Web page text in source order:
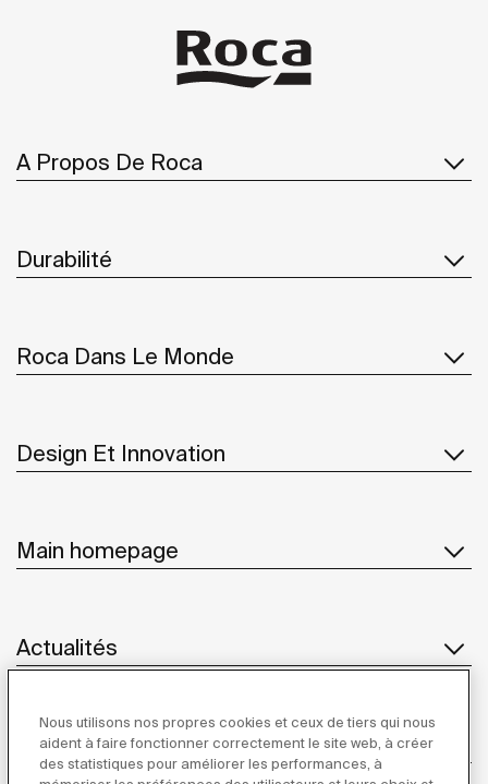
A Propos De Roca
Durabilité
Roca Dans Le Monde
Design Et Innovation
Main homepage
Actualités
Service Client
Nous utilisons nos propres cookies et ceux de tiers qui nous
aident à faire fonctionner correctement le site web, à créer
des statistiques pour améliorer les performances, à